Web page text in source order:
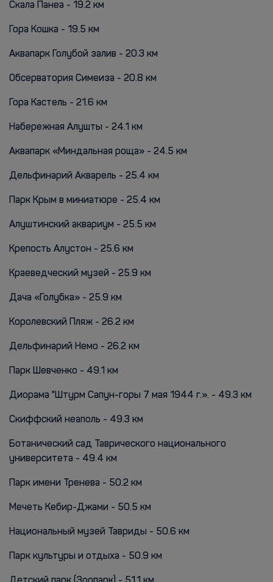
Скала Панеа - 19.2 км
Гора Кошка - 19.5 км
Аквапарк Голубой залив - 20.3 км
Обсерватория Симеиза - 20.8 км
Гора Кастель - 21.6 км
Набережная Алушты - 24.1 км
Аквапарк «Миндальная роща» - 24.5 км
Дельфинарий Акварель - 25.4 км
Парк Крым в миниатюре - 25.4 км
Алуштинский аквариум - 25.5 км
Крепость Алустон - 25.6 км
Краеведческий музей - 25.9 км
Дача «Голубка» - 25.9 км
Королевский Пляж - 26.2 км
Дельфинарий Немо - 26.2 км
Парк Шевченко - 49.1 км
Диорама "Штурм Сапун-горы 7 мая 1944 г.». - 49.3 км
Скиффский неаполь - 49.3 км
Ботанический сад Таврического национального
университета - 49.4 км
Парк имени Тренева - 50.2 км
Мечеть Кебир-Джами - 50.5 км
Национальный музей Тавриды - 50.6 км
Парк культуры и отдыха - 50.9 км